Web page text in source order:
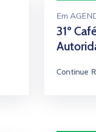
Em
31º
Continue